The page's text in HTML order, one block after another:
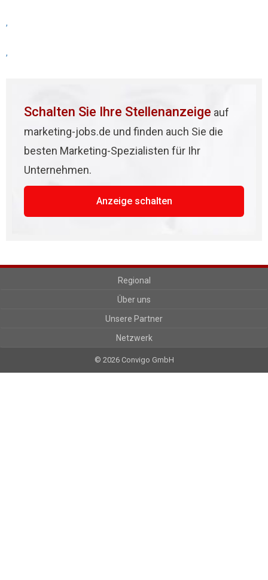
,
,
Schalten Sie Ihre Stellenanzeige auf
marketing-jobs.de und finden auch Sie die
besten Marketing-Spezialisten für Ihr
Unternehmen.
Anzeige schalten
Regional
Über uns
Unsere Partner
Netzwerk
© 2026 Convigo GmbH